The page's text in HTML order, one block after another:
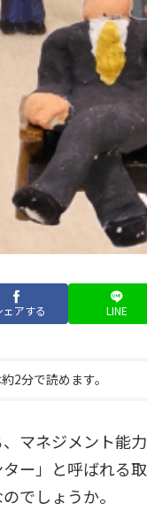
ェアする LINE
2分で読めます。
マネジメント能
ー」と呼ばれる取
でしょうか。